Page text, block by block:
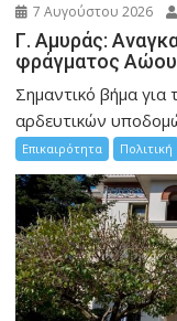
7 Αυγούστου 2026
Γ. Αμυράς:
φράγματος Αώου
Σημαντικό βήμα για
αρδευτικών
Επικαιρότητα Πολιτική